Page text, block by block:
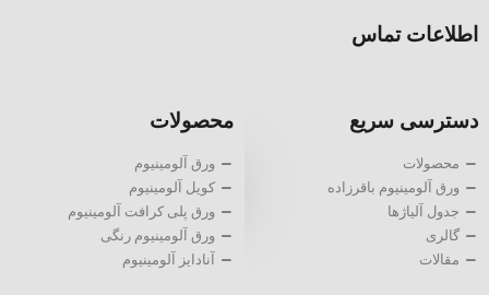
اطلاعات تماس
دسترسی سریع
محصولات
ورق آلومینیوم باقرزاده
جدول آلیاژها
گالری
مقالات
محصولات
ورق آلومینیوم
کویل آلومینیوم
ورق پلی کرافت آلومینیوم
ورق آلومینیوم رنگی
آنادایز آلومینیوم